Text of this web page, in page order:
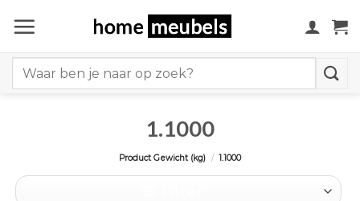
naar
for:
1.1000
Product Gewicht (kg) / 1.1000